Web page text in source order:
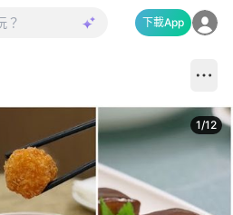
下載App
1/12